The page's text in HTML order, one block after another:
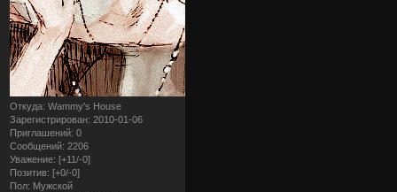
Откуда: Wammy's House
Зарегистрирован: 2010-01-06
Приглашений: 0
Сообщений: 2206
Уважение: [+11/-0]
Позитив: [+0/-0]
Пол: Мужской